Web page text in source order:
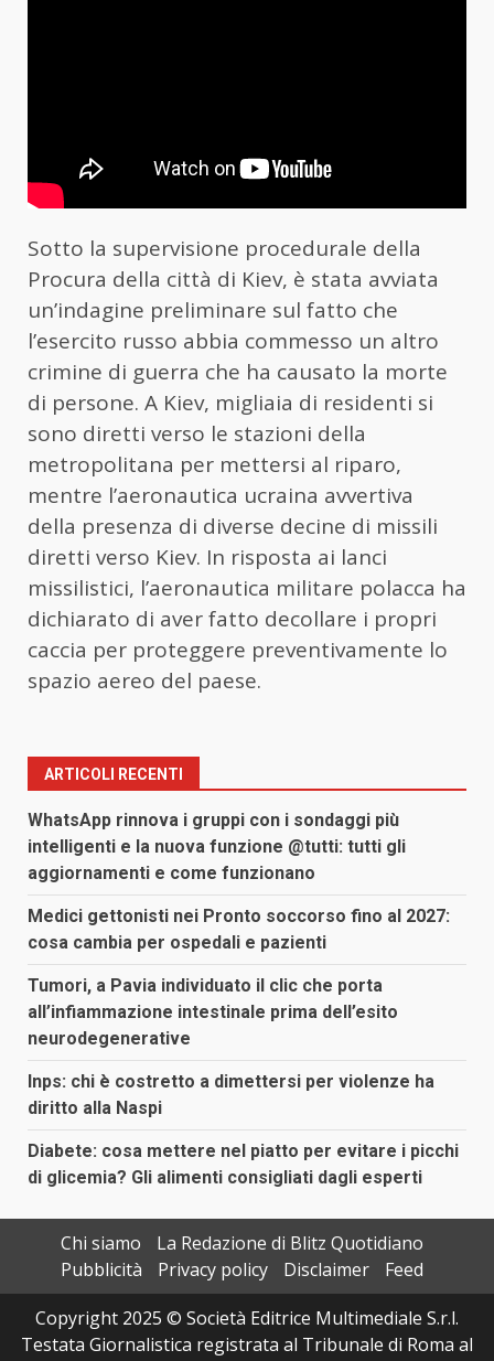
Sotto la supervisione procedurale della
Procura della città di Kiev, è stata avviata
un’indagine preliminare sul fatto che
l’esercito russo abbia commesso un altro
crimine di guerra che ha causato la morte
di persone. A Kiev, migliaia di residenti si
sono diretti verso le stazioni della
metropolitana per mettersi al riparo,
mentre l’aeronautica ucraina avvertiva
della presenza di diverse decine di missili
diretti verso Kiev. In risposta ai lanci
missilistici, l’aeronautica militare polacca ha
dichiarato di aver fatto decollare i propri
caccia per proteggere preventivamente lo
spazio aereo del paese.
ARTICOLI RECENTI
WhatsApp rinnova i gruppi con i sondaggi più
intelligenti e la nuova funzione @tutti: tutti gli
aggiornamenti e come funzionano
Medici gettonisti nei Pronto soccorso fino al 2027:
cosa cambia per ospedali e pazienti
Tumori, a Pavia individuato il clic che porta
all’infiammazione intestinale prima dell’esito
neurodegenerative
Inps: chi è costretto a dimettersi per violenze ha
diritto alla Naspi
Diabete: cosa mettere nel piatto per evitare i picchi
di glicemia? Gli alimenti consigliati dagli esperti
Chi siamo
La Redazione di Blitz Quotidiano
Pubblicità
Privacy policy Disclaimer
Feed
Copyright 2025 © Società Editrice Multimediale S.r.l.
Testata Giornalistica registrata al Tribunale di Roma al